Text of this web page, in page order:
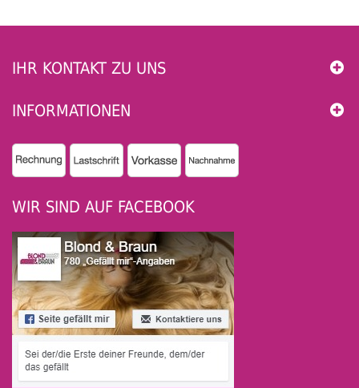
IHR KONTAKT ZU UNS
INFORMATIONEN
WIR SIND AUF FACEBOOK